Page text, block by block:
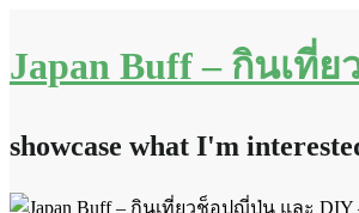
Japan Buff – กินเที่
showcase what I'm